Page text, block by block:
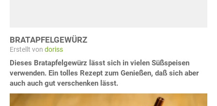
BRATAPFELGEWÜRZ
Erstellt von doriss
Dieses Bratapfelgewürz lässt sich in vielen Süßspeisen
verwenden. Ein tolles Rezept zum Genießen, daß sich aber
auch auch gut verschenken lässt.